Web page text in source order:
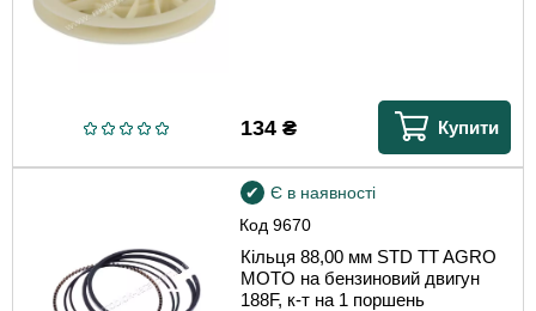
134₴ Купити
Код9670
Є в наявності
Кільця 88,00 мм STD TT AGRO
MOTO на бензиновий двигун
188F, к-т на 1 поршень